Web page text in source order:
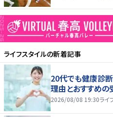
ライフスタイルの新着記事
20代でも健康診
理由とおすすめの
2026/08/08 19:30ライ